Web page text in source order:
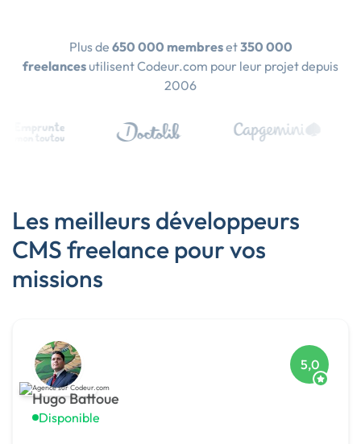
Plus de 650 000 membreset350 000
freelances utilisent Codeur.com pour leur projet depuis
2006
Les meilleurs développeurs
CMS freelance pour vos
missions
Hugo Battoue
Disponible
5,0